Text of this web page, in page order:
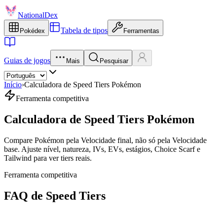
NationalDex
Pokédex Tabela de tipos Ferramentas
Guias de jogos Mais Pesquisar
Início›Calculadora de Speed Tiers Pokémon
Ferramenta competitiva
Calculadora de Speed Tiers Pokémon
Compare Pokémon pela Velocidade final, não só pela Velocidade
base. Ajuste nível, natureza, IVs, EVs, estágios, Choice Scarf e
Tailwind para ver tiers reais.
Ferramenta competitiva
FAQ de Speed Tiers